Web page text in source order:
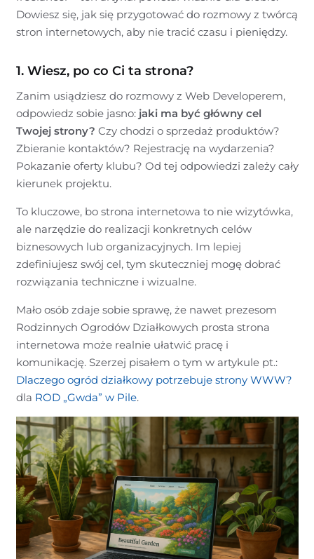
Dowiesz się, jak się przygotować do rozmowy z twórcą
stron internetowych, aby nie tracić czasu i pieniędzy.
1. Wiesz, po co Ci ta strona?
Zanim usiądziesz do rozmowy z Web Developerem,
odpowiedz sobie jasno: jaki ma być główny cel
Twojej strony? Czy chodzi o sprzedaż produktów?
Zbieranie kontaktów? Rejestrację na wydarzenia?
Pokazanie oferty klubu? Od tej odpowiedzi zależy cały
kierunek projektu.
To kluczowe, bo strona internetowa to nie wizytówka,
ale narzędzie do realizacji konkretnych celów
biznesowych lub organizacyjnych. Im lepiej
zdefiniujesz swój cel, tym skuteczniej mogę dobrać
rozwiązania techniczne i wizualne.
Mało osób zdaje sobie sprawę, że nawet prezesom
Rodzinnych Ogrodów Działkowych prosta strona
internetowa może realnie ułatwić pracę i
komunikację. Szerzej pisałem o tym w artykule pt.:
Dlaczego ogród działkowy potrzebuje strony WWW?
dla ROD „Gwda” w Pile.